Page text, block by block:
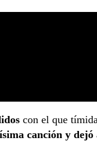
con el que
canción y dejó